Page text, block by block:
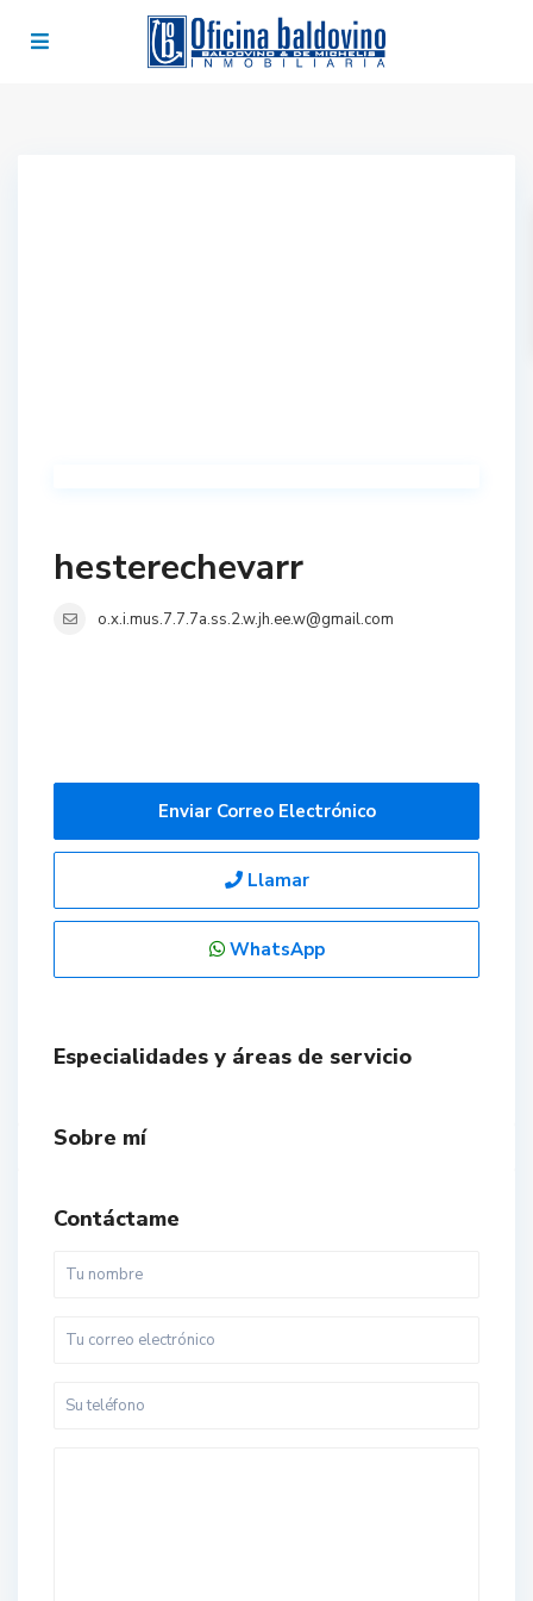
hesterechevarr
o.x.i.mus.7.7.7a.ss.2.w.jh.ee.w@gmail.com
Enviar Correo Electrónico
Llamar
WhatsApp
Especialidades y áreas de servicio
Sobre mí
Contáctame